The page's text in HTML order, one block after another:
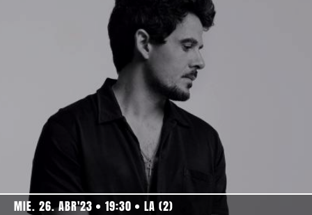
MIE. 26. ABR'23 19:30 LA (2)